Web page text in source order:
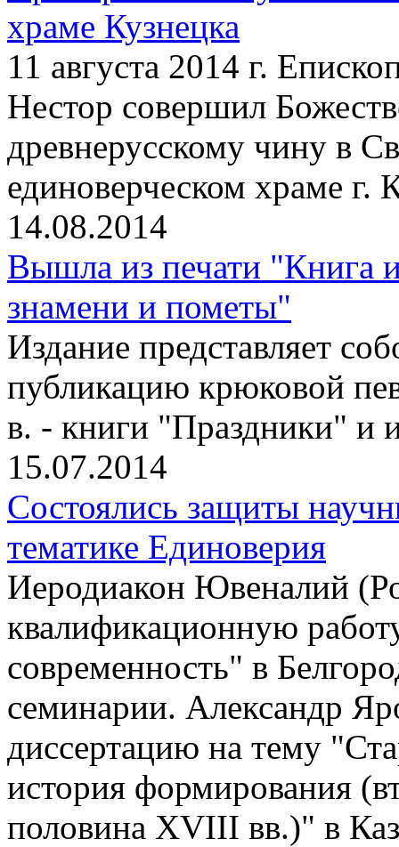
храме Кузнецка
11 августа 2014 г.
Нестор совершил
древнерусскому чину в
единоверческом храме г.
14.08.2014
Вышла из печати "Книга
знамени и пометы"
Издание представляет
публикацию крюковой
в. - книги "Праздники" и
15.07.2014
Состоялись защиты
тематике Единоверия
Иеродиакон Ювеналий
квалификационную
современность" в
семинарии. Александр
диссертацию на тему
история формирования
половина XVIII вв.)" в